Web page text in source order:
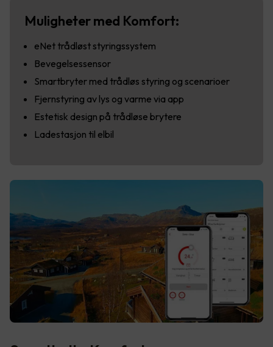
Muligheter med Komfort:
eNet trådløst styringssystem
Bevegelsessensor
Smartbryter med trådløs styring og scenarioer
Fjernstyring av lys og varme via app
Estetisk design på trådløse brytere
Ladestasjon til elbil